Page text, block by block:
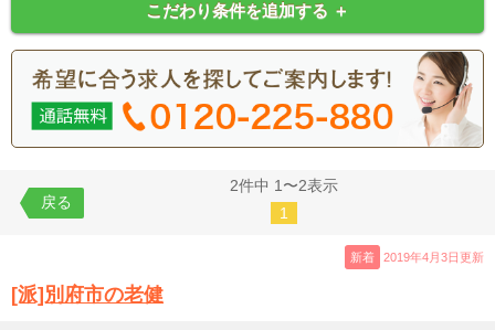
こだわり条件を追加する ＋
2件中 1〜2表示
1
戻る
新着 2019年4月3日更新
[派]別府市の老健